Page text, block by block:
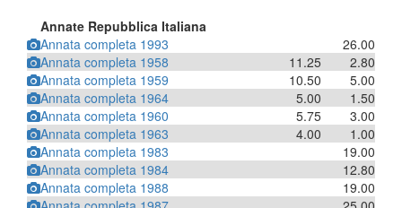
Annate Repubblica Italiana
Annata completa 1993
26.00
Annata completa 1958
11.25
2.80
Annata completa 1959
10.50
5.00
Annata completa 1964
5.00
1.50
Annata completa 1960
5.75
3.00
Annata completa 1963
4.00
1.00
Annata completa 1983
19.00
Annata completa 1984
12.80
Annata completa 1988
19.00